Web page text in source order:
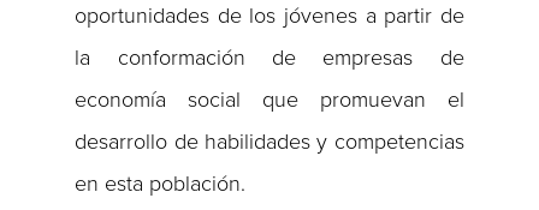
oportunidades de los jóvenes a partir de
la conformación de empresas de
economía social que promuevan el
desarrollo de habilidades y competencias
en esta población.